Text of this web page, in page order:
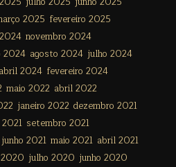
2025 fevereiro 2025
novembro 2024
2024 agosto 2024 julho 2024
abril 2024 fevereiro 2024
maio 2022 abril 2022
janeiro 2022 dezembro 2021
setembro 2021
junho 2021 maio 2021 abril 2021
julho 2020 junho 2020